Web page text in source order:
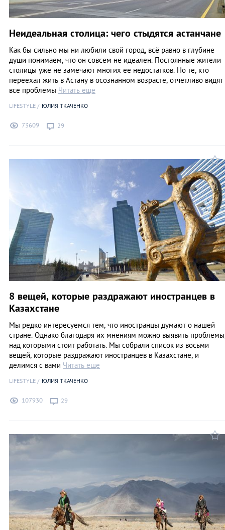
Неидеальная столица: чего стыдятся астанчане
Как бы сильно мы ни любили свой город, всё равно в глубине
души понимаем, что он совсем не идеален. Постоянные жители
столицы уже не замечают многих ее недостатков. Но те, кто
переехал жить в Астану в осознанном возрасте, отчетливо видят
все проблемы Читать еще
LIFESTYLE ЮЛИЯ ТКАЧЕНКО
73609 29
8 вещей, которые раздражают иностранцев в
Казахстане
Мы редко интересуемся тем, что иностранцы думают о нашей
стране. Однако благодаря их мнениям можно выявить
над которыми стоит работать. Мы собрали список из восьми
вещей, которые раздражают иностранцев в Казахстане, и
делимся с вами Читать еще
LIFESTYLE ЮЛИЯ ТКАЧЕНКО
107930 29